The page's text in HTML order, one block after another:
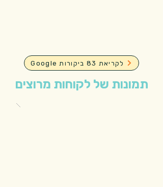
Google לקריאת 83 ביקורות
תמונות של לקוחות מרוצים